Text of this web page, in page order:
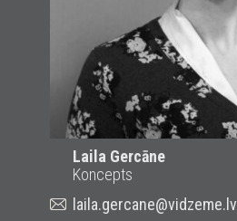
Laila Gercāne
Koncepts
laila.gercane@vidzeme.lv